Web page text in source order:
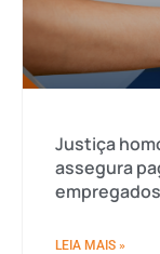
Justiça
assegura
LEIA MAIS »